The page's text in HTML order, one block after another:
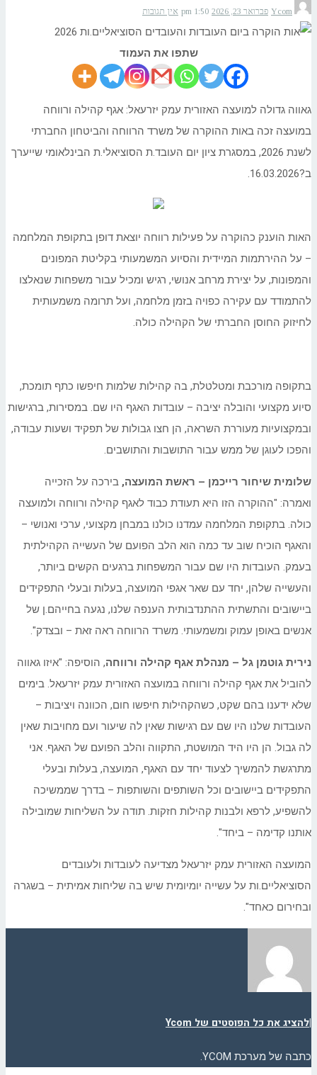
Ycom פברואר 23, 2026 1:50 pm אין תגובות
שתפו את העמוד
גאווה גדולה למועצה האזורית עמק יזרעאל: אגף קהילה ורווחה
במועצה זכה באות ההוקרה של משרד הרווחה והביטחון החברתי
לשנת 2026, במסגרת ציון יום העובד.ת הסוציאלי.ת הבינלאומי שייערך
ב?16.03.2026
.
האות הוענק כהוקרה על פעילות רווחה יוצאת דופן בתקופת המלחמה
– על ההירתמות המיידית והסיוע המשמעותי בקליטת המפונים
והמפונות, על יצירת מרחב אנושי, רגיש ומכיל עבור משפחות שנאלצו
להתמודד עם עקירה כפויה בזמן מלחמה, ועל תרומה משמעותית
לחיזוק החוסן החברתי של הקהילה כולה.
בתקופה מורכבת ומטלטלת, בה קהילות שלמות חיפשו כתף תומכת,
סיוע מקצועי והובלה יציבה – עובדות האגף היו שם. במסירות, ברגישות
ובמקצועיות מעוררת השראה, הן חצו גבולות של תפקיד ושעות עבודה,
והפכו לעוגן של ממש עבור התושבות והתושבים.
שלומית שיחור רייכמן – ראשת המועצה, בירכה על הזכייה
ואמרה: "ההוקרה הזו היא תעודת כבוד לאגף קהילה ורווחה ולמועצה
כולה. בתקופת המלחמה עמדנו כולנו במבחן מקצועי, ערכי ואנושי –
והאגף הוכיח שוב עד כמה הוא הלב הפועם של העשייה הקהילתית
בעמק. העובדות היו שם עבור המשפחות ברגעים הקשים ביותר,
והעשייה שלהן, יחד עם שאר אגפי המועצה, בעלות ובעלי התפקידים
ביישובים והתשתית ההתנדבותית הענפה שלנו, נגעה בחייהם.ן של
אנשים באופן עמוק ומשמעותי. משרד הרווחה ראה זאת – ובצדק."
נירית גוטמן גל – מנהלת אגף קהילה ורווחה, הוסיפה: "איזו גאווה
להוביל את אגף קהילה ורווחה במועצה האזורית עמק יזרעאל. בימים
שלא ידענו בהם שקט, כשהקהילות חיפשו חום, הכוונה ויציבות –
העובדות שלנו היו שם עם רגישות שאין לה שיעור ועם מחויבות שאין
לה גבול. הן היו היד המושטת, התקווה והלב הפועם של האגף. אני
מתרגשת להמשיך לצעוד יחד עם האגף, המועצה, בעלות ובעלי
התפקידים ביישובים וכל השותפים והשותפות – בדרך שממשיכה
להשפיע, לרפא ולבנות קהילות חזקות. תודה על השליחות שמובילה
אותנו קדימה – ביחד."
המועצה האזורית עמק יזרעאל מצדיעה לעובדות ולעובדים
הסוציאליים.ות על עשייה יומיומית שיש בה שליחות אמיתית – בשגרה
ובחירום כאחד".
|להציג את כל הפוסטים של Ycom
כתבה של מערכת YCOM.